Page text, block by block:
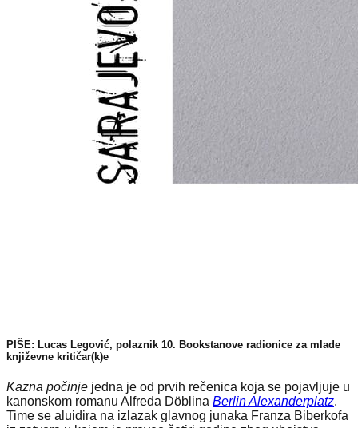
PIŠE: Lucas Legović, polaznik 10. Bookstanove radionice za mlade
književne kritičar(k)e
Kazna počinje jedna je od prvih rečenica koja se pojavljuje u
kanonskom romanu Alfreda Döblina Berlin Alexanderplatz.
Time se aluidira na izlazak glavnog junaka Franza Biberkofa